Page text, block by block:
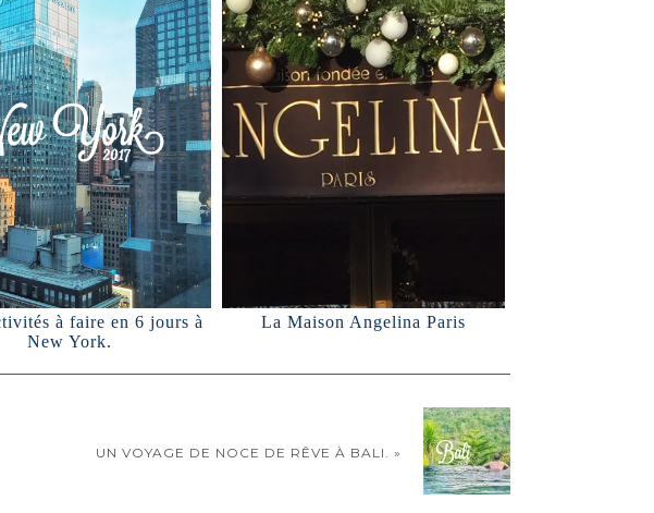
à faire en 6 jours à
New York.
La Maison Angelina Paris
UN VOYAGE DE NOCE DE RÊVE À BALI. »